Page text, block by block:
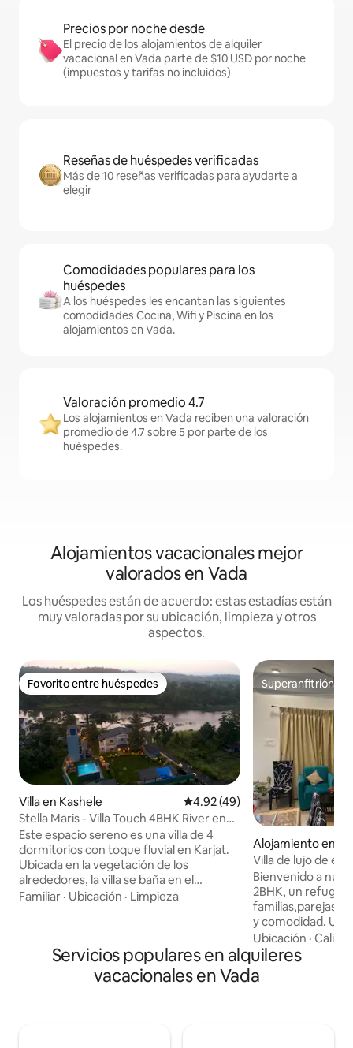
Precios por noche desde
El precio de los alojamientos de alquiler
vacacional en Vada parte de $10 USD por noche
(impuestos y tarifas no incluidos)
Reseñas de huéspedes verificadas
Más de 10 reseñas verificadas para ayudarte a
elegir
Comodidades populares para los
huéspedes
A los huéspedes les encantan las siguientes
comodidades Cocina, Wifi y Piscina en los
alojamientos en Vada.
Valoración promedio 4.7
Los alojamientos en Vada reciben una valoración
promedio de 4.7 sobre 5 por parte de los
huéspedes.
Alojamientos vacacionales mejor
valorados en Vada
Los huéspedes están de acuerdo: estas estadías están
muy valoradas por su ubicación, limpieza y otros
aspectos.
Favorito entre huéspedes
Favorito entre huéspedes
Villa en Kashele Calificación promedio: 4.92 de
4.92 (49)
Stella Maris - Villa Touch 4BHK River en
Karjat
Este espacio sereno es una villa de 4
dormitorios con toque fluvial en Karjat.
Ubicada en la vegetación de los
alrededores, la villa se baña en el
atardecer cada noche creando su propia
para una barbacoa o incluso yoga por la
mañana, una piscina para esos largos de
ocio y siestas, un jardín para que tus hijos
Familiar · Ubicación · Limpieza
Superanfitrión
Superanfitrión
Alojamiento en
Villa de lujo de
privada
Bienvenido a
2BHK, un refugio
familias,parejas o
y comodidad.
Wollywood,esta
dormitorios
modernos y una
equipada.
Ubicación ·
Servicios populares en alquileres
vacacionales en Vada